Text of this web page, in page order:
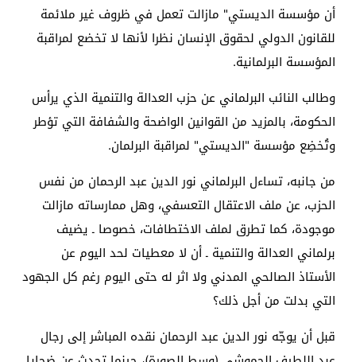
أن مؤسسة الديستي" مازالت تعمل في ظروف غير ملائمة
للقانون الدولي لحقوق الإنسان نظرا لأنها لا تخضع لمراقبة
المؤسسة البرلمانية.
وطالب النائب البرلماني عن حزب العدالة والتنمية الذي يرأس
الحكومة، بالمزيد من القوانين الواضحة والشفافة التي تؤطر
وتُخضِع مؤسسة "الديستي" لمراقبة البرلمان.
من جانبه، تساءل البرلماني نور الدين عبد الرحمان من نفس
الحزب، عن ملف الاعتقال التعسفي، وهل ممارساته مازالت
موجودة، كما تطرق لملف الاختطافات، خصوصا ـ يضيف
برلماني العدالة والتنمية ـ أن لا معطيات لحد اليوم عن
الأستاذ الصالحي المدني ولا اثر له حتى اليوم رغم كل الجهود
التي بدلت من أجل ذلك؟
قبل أن يوجّه نور الدين عبد الرحمان نقده المباشر إلى رجال